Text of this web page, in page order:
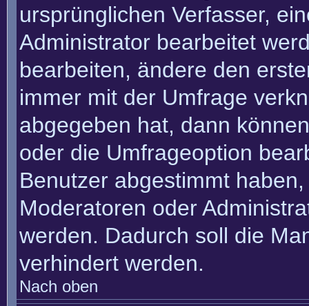
ursprünglichen Verfasser,
Administrator bearbeitet
bearbeiten, ändere den
immer mit der Umfrage
abgegeben hat, dann
oder die Umfrageoption
Benutzer abgestimmt
Moderatoren oder
werden. Dadurch soll die
verhindert werden.
Nach oben